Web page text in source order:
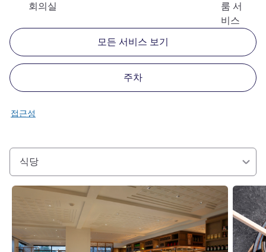
회의실
룸 서
비스
모든 서비스 보기
주차
접근성
식당
세부 정보 보기 세부 정